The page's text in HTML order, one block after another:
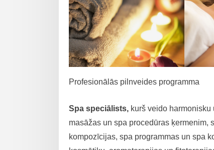
Profesionālās pilnveides programma
Spa speciālists, kurš veido
masāžas un spa procedūras ķermenim,
kompozīcijas, spa programmas un spa